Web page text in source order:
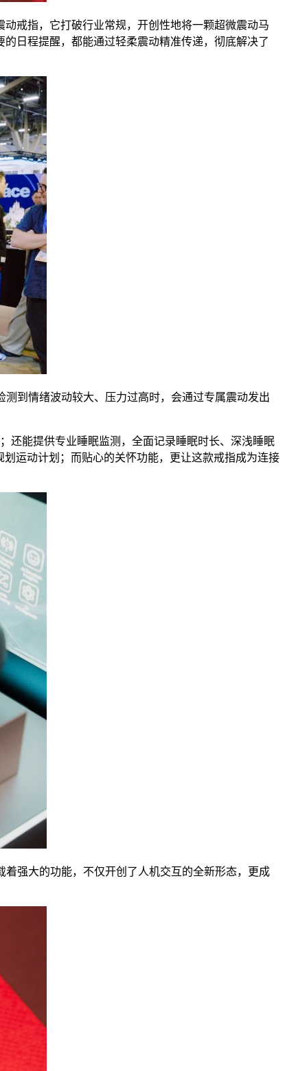
动戒指，它打破行业常规，开创性地将一颗超微震动马
日程提醒，都能通过轻柔震动精准传递，彻底解决了
到情绪波动较大、压力过高时，会通过专属震动发出
还能提供专业睡眠监测，全面记录睡眠时长、深浅睡眠
运动计划；而贴心的关怀功能，更让这款戒指成为连接
强大的功能，不仅开创了人机交互的全新形态，更成